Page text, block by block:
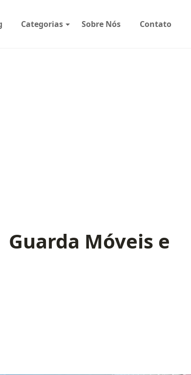
Categorias Sobre Nós Contato
Guarda Móveis e